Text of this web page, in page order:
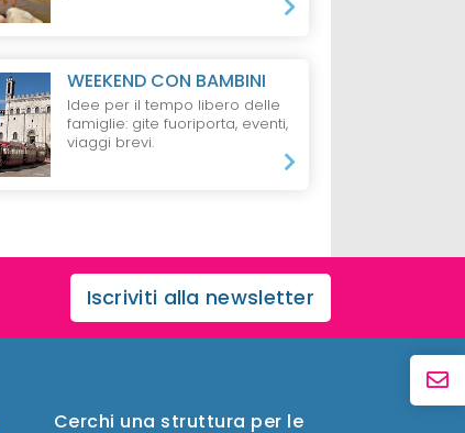
WEEKEND CON BAMBINI
Idee per il tempo libero delle
famiglie: gite fuoriporta, eventi,
viaggi brevi.
Iscriviti alla newsletter
Cerchi una struttura per le